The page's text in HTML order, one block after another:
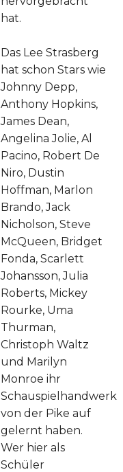
hat.
Das Lee Strasberg
hat schon Stars wie
Johnny Depp,
Anthony Hopkins,
James Dean,
Angelina Jolie, Al
Pacino, Robert De
Niro, Dustin
Hoffman, Marlon
Brando, Jack
Nicholson, Steve
McQueen, Bridget
Fonda, Scarlett
Johansson, Julia
Roberts, Mickey
Rourke, Uma
Thurman,
Christoph Waltz
und Marilyn
Monroe ihr
Schauspielhandwerk
von der Pike auf
gelernt haben.
Wer hier als
Schüler